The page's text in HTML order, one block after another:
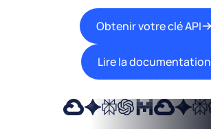
Obtenir votre clé API
Lire la documentation